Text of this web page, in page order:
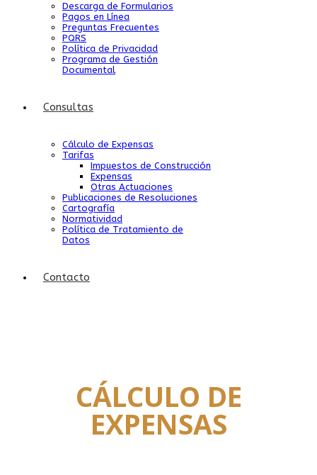
Descarga de Formularios
Pagos en Línea
Preguntas Frecuentes
PQRS
Política de Privacidad
Programa de Gestión
Documental
Consultas
Cálculo de Expensas
Tarifas
Impuestos de Construcción
Expensas
Otras Actuaciones
Publicaciones de Resoluciones
Cartografía
Normatividad
Política de Tratamiento de
Datos
Contacto
CÁLCULO DE
EXPENSAS